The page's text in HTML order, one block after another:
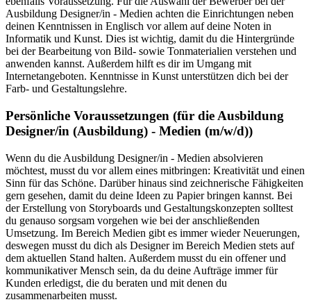
Ausbildung Designer/in - Medien achten die Einrichtungen neben
deinen Kenntnissen in Englisch vor allem auf deine Noten in
Informatik und Kunst. Dies ist wichtig, damit du die Hintergründe
bei der Bearbeitung von Bild- sowie Tonmaterialien verstehen und
anwenden kannst. Außerdem hilft es dir im Umgang mit
Internetangeboten. Kenntnisse in Kunst unterstützen dich bei der
Farb- und Gestaltungslehre.
Persönliche Voraussetzungen (für die Ausbildung
Designer/in (Ausbildung) - Medien (m/w/d))
Wenn du die Ausbildung Designer/in - Medien absolvieren
möchtest, musst du vor allem eines mitbringen: Kreativität und einen
Sinn für das Schöne. Darüber hinaus sind zeichnerische Fähigkeiten
gern gesehen, damit du deine Ideen zu Papier bringen kannst. Bei
der Erstellung von Storyboards und Gestaltungskonzepten solltest
du genauso sorgsam vorgehen wie bei der anschließenden
Umsetzung. Im Bereich Medien gibt es immer wieder Neuerungen,
deswegen musst du dich als Designer im Bereich Medien stets auf
dem aktuellen Stand halten. Außerdem musst du ein offener und
kommunikativer Mensch sein, da du deine Aufträge immer für
Kunden erledigst, die du beraten und mit denen du
zusammenarbeiten musst.